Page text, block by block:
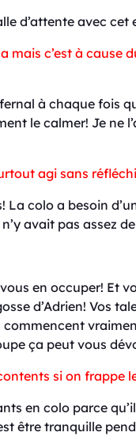
d’attente avec cet
mais c’est à cause
à chaque fois
le calmer! Je ne
agi sans
colo a besoin
avait pas assez
en occuper! Et
d’Adrien! Vos
commencent
ça peut vous
si on frappe
en colo parce
être tranquille